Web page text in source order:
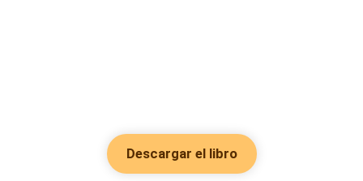
Descargar el libro